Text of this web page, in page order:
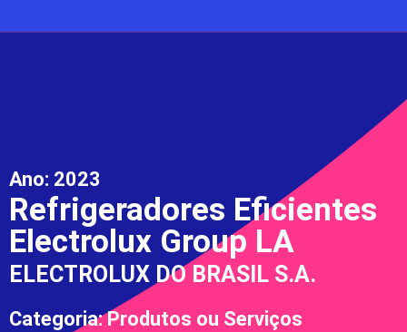
Ano: 2023
Refrigeradores Eficientes
Electrolux Group LA
ELECTROLUX DO BRASIL S.A.
Categoria: Produtos ou Serviços